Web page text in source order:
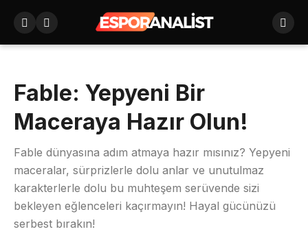
Fable: Yepyeni Bir
Maceraya Hazır Olun!
Fable dünyasına adım atmaya hazır mısınız? Yepyeni
maceralar, sürprizlerle dolu anlar ve unutulmaz
karakterlerle dolu bu muhteşem serüvende sizi
bekleyen eğlenceleri kaçırmayın! Hayal gücünüzü
serbest bırakın!